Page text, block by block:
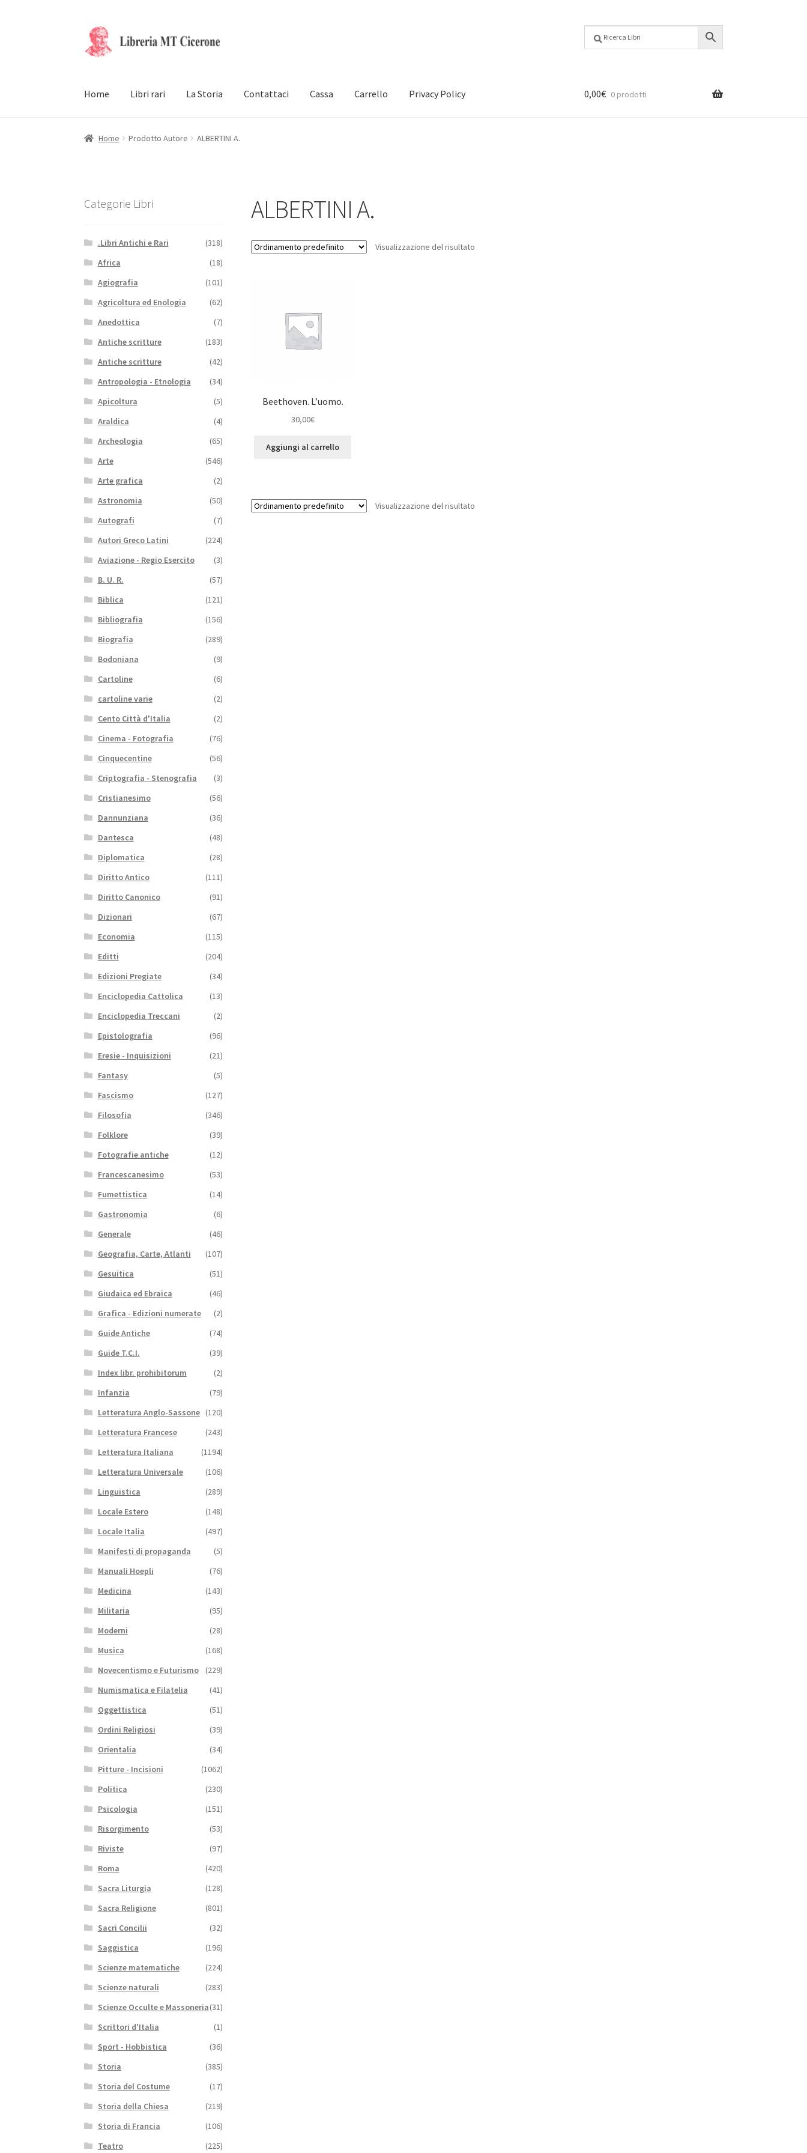
Vai
alla
Vai
al
Home Libri rari La Storia Contattaci Cassa Carrello Privacy Policy 0,00€ 0 prodotti
Home Prodotto Autore ALBERTINI A.
ALBERTINI A.
Visualizzazione del risultato
Beethoven. L’uomo.
30,00€
Aggiungi al carrello
Visualizzazione del risultato
Categorie Libri
.Libri Antichi e Rari
(318)
Africa
(18)
Agiografia
(101)
Agricoltura ed Enologia
(62)
Anedottica
(7)
Antiche scritture
(183)
Antiche scritture
(42)
Antropologia - Etnologia
(34)
Apicoltura
(5)
Araldica
(4)
Archeologia
(65)
Arte
(546)
Arte grafica
(2)
Astronomia
(50)
Autografi
(7)
Autori Greco Latini
(224)
Aviazione - Regio Esercito
(3)
B. U. R.
(57)
Biblica
(121)
Bibliografia
(156)
Biografia
(289)
Bodoniana
(9)
Cartoline
(6)
cartoline varie
(2)
Cento Città d'Italia
(2)
Cinema - Fotografia
(76)
Cinquecentine
(56)
Criptografia - Stenografia
(3)
Cristianesimo
(56)
Dannunziana
(36)
Dantesca
(48)
Diplomatica
(28)
Diritto Antico
(111)
Diritto Canonico
(91)
Dizionari
(67)
Economia
(115)
Editti
(204)
Edizioni Pregiate
(34)
Enciclopedia Cattolica
(13)
Enciclopedia Treccani
(2)
Epistolografia
(96)
Eresie - Inquisizioni
(21)
Fantasy
(5)
Fascismo
(127)
Filosofia
(346)
Folklore
(39)
Fotografie antiche
(12)
Francescanesimo
(53)
Fumettistica
(14)
Gastronomia
(6)
Generale
(46)
Geografia, Carte, Atlanti
(107)
Gesuitica
(51)
Giudaica ed Ebraica
(46)
Grafica - Edizioni numerate
(2)
Guide Antiche
(74)
Guide T.C.I.
(39)
Index libr. prohibitorum
(2)
Infanzia
(79)
Letteratura Anglo-Sassone (120)
Letteratura Francese
(243)
Letteratura Italiana
(1194)
Letteratura Universale
(106)
Linguistica
(289)
Locale Estero
(148)
Locale Italia
(497)
Manifesti di propaganda
(5)
Manuali Hoepli
(76)
Medicina
(143)
Militaria
(95)
Moderni
(28)
Musica
(168)
Novecentismo e Futurismo
(229)
Numismatica e Filatelia
(41)
Oggettistica
(51)
Ordini Religiosi
(39)
Orientalia
(34)
Pitture - Incisioni
(1062)
Politica
(230)
Psicologia
(151)
Risorgimento
(53)
Riviste
(97)
Roma
(420)
Sacra Liturgia
(128)
Sacra Religione
(801)
Sacri Concilii
(32)
Saggistica
(196)
Scienze matematiche
(224)
Scienze naturali
(283)
Scienze Occulte e Massoneria(31)
Scrittori d'Italia
(1)
Sport - Hobbistica
(36)
Storia
(385)
Storia del Costume
(17)
Storia della Chiesa
(219)
Storia di Francia
(106)
Teatro
(225)